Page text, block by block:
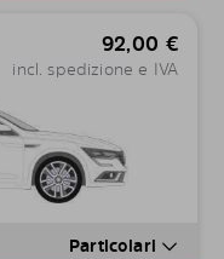
92,00 €
incl. spedizione e IVA
Particolari